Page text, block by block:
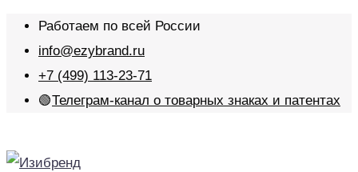
Работаем по всей России
info@ezybrand.ru
+7 (499) 113-23-71
🟢Телеграм-канал о товарных знаках и патентах